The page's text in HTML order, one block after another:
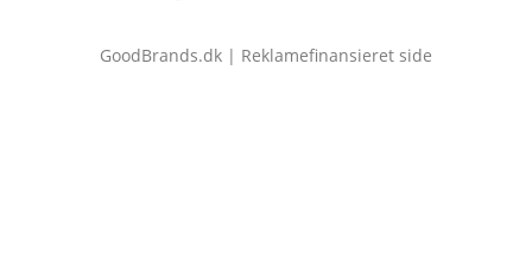
GoodBrands.dk | Reklamefinansieret side